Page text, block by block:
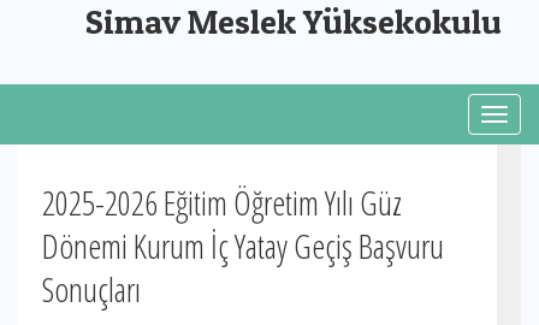
Simav Meslek Yüksekokulu
2025-2026 Eğitim Öğretim Yılı Güz
Dönemi Kurum İç Yatay Geçiş Başvuru
Sonuçları